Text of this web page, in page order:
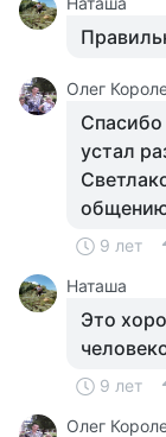
Олег
Спасибо
устал
9 лет
Наташа
Это
9 лет
Олег